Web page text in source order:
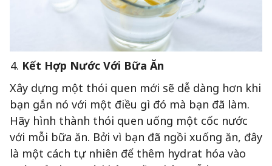
Kết Hợp Nước Với Bữa Ăn
Xây dựng một thói quen mới sẽ dễ dàng hơn khi
bạn gắn nó với một điều gì đó mà bạn đã làm.
Hãy hình thành thói quen uống một cốc nước
với mỗi bữa ăn. Bởi vì bạn đã ngồi xuống ăn, đây
là một cách tự nhiên để thêm hydrat hóa vào